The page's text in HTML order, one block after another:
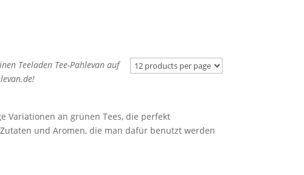
Teeladen Tee-Pahlevan auf
Variationen an grünen Tees, die perfekt
und Aromen, die man dafür benutzt werden